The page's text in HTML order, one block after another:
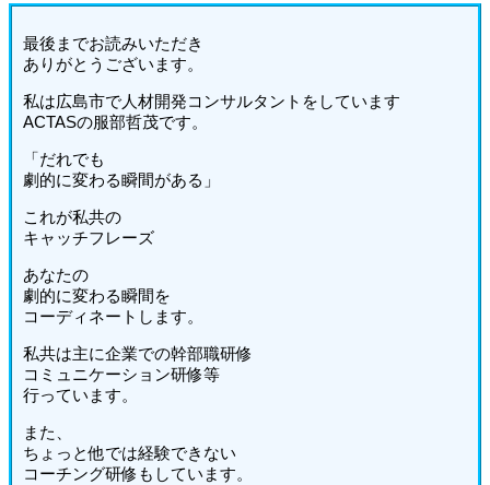
最後までお読みいただき
ありがとうございます。
私は広島市で人材開発コンサルタントをしています
ACTASの服部哲茂です。
「だれでも
劇的に変わる瞬間がある」
これが私共の
キャッチフレーズ
あなたの
劇的に変わる瞬間を
コーディネートします。
私共は主に企業での幹部職研修
コミュニケーション研修等
行っています。
また、
ちょっと他では経験できない
コーチング研修もしています。